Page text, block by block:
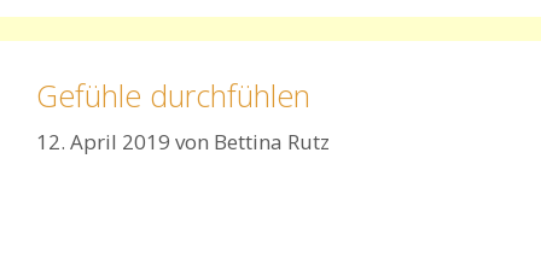
Gefühle durchfühlen
12. April 2019 von Bettina Rutz